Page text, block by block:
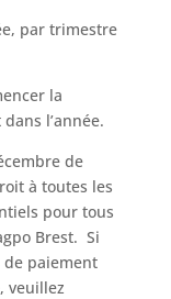
par trimestre
la
l’année.
de
à toutes les
pour tous
Brest. Si
paiement
veuillez